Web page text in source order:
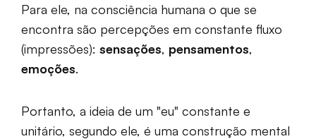
Para ele, na consciência humana o que se
encontra são percepções em constante fluxo
(impressões): sensações, pensamentos,
emoções.
Portanto, a ideia de um "eu" constante e
unitário, segundo ele, é uma construção mental